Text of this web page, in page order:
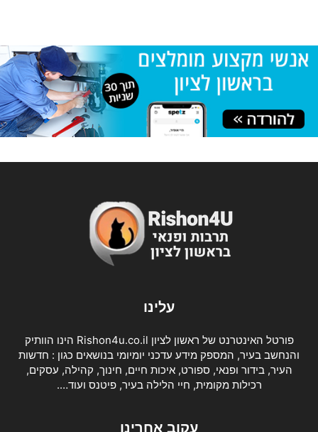
עלינו
פורטל האינטרנט של ראשון לציון Rishon4u.co.il הינו הוותיק
והנחשב בעיר, המספק מידע עדכני יומיומי בנושאים כגון : חדשות
העיר, בידור ופנאי, ספורט, איכות חיים, חינוך, קהילה, עסקים,
רכילות מקומית, חיי הלילה בעיר, פיטנס ועוד….
עקוב אחרינו